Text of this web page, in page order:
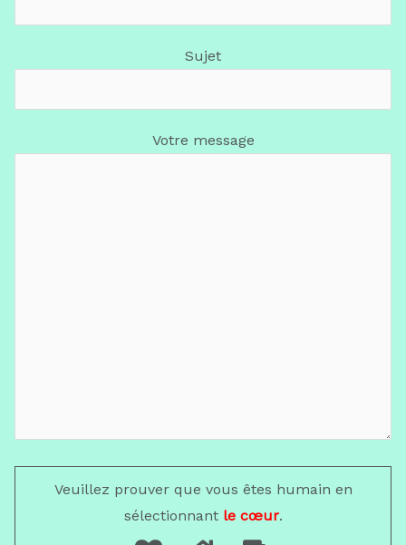
Sujet
Votre message
Veuillez prouver que vous êtes humain en
sélectionnantle cœur.